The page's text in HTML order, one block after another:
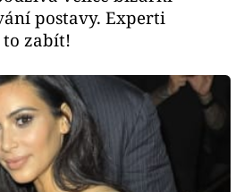
postavy. Experti
zabít!